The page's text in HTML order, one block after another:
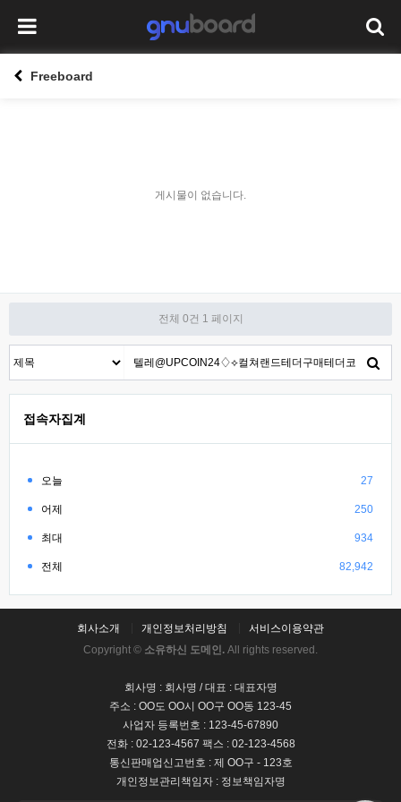
Freeboard
게시물이 없습니다.
전체 0건 1 페이지
접속자집계
오늘 27
어제 250
최대 934
전체 82,942
회사소개 개인정보처리방침
서비스이용약관
Copyright © 소유하신 도메인. All rights reserved.
회사명 : 회사명 / 대표 : 대표자명
주소 : OO도 OO시 OO구 OO동 123-45
사업자 등록번호 : 123-45-67890
전화 : 02-123-4567 팩스 : 02-123-4568
통신판매업신고번호 : 제 OO구 - 123호
개인정보관리책임자 : 정보책임자명